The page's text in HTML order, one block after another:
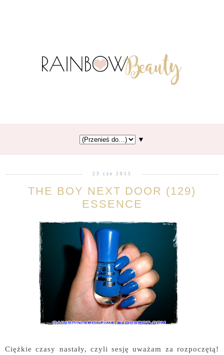
▼
23 cze 2015
THE BOY NEXT DOOR (129)
ESSENCE
Ciężkie czasy nastały, czyli sesję uważam za rozpoczętą!